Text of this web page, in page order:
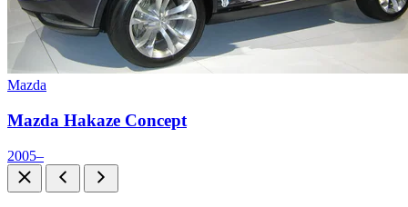
Mazda
Mazda Hakaze Concept
2005–